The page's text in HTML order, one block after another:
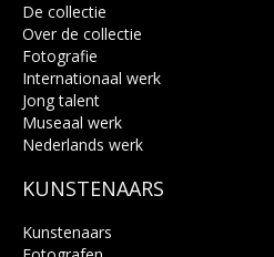
De collectie
Over de collectie
Fotografie
Internationaal werk
Jong talent
Museaal werk
Nederlands werk
KUNSTENAARS
Kunstenaars